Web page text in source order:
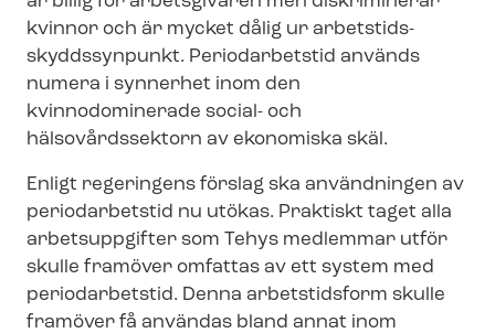
kvinnor och är mycket dålig ur ar­bets­tids­
skydds­syn­punkt. Periodarbetstid används
numera i synnerhet inom den
kvinnodominerade social- och
hälsovårdssektorn av ekonomiska skäl.
Enligt regeringens förslag ska användningen av
periodarbetstid nu utökas. Praktiskt taget alla
arbetsuppgifter som Tehys medlemmar utför
skulle framöver omfattas av ett system med
periodarbetstid. Denna arbetstidsform skulle
framöver få användas bland annat inom